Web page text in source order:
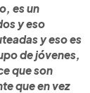
es un
y eso
y eso es
de jóvenes,
que son
que en vez